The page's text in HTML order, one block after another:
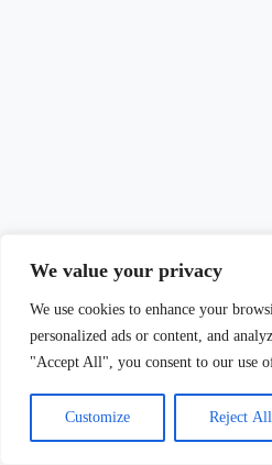
We value your privacy
We use cookies to enhance your
personalized ads or content, and
"Accept All", you consent to our use
Customize Reject All